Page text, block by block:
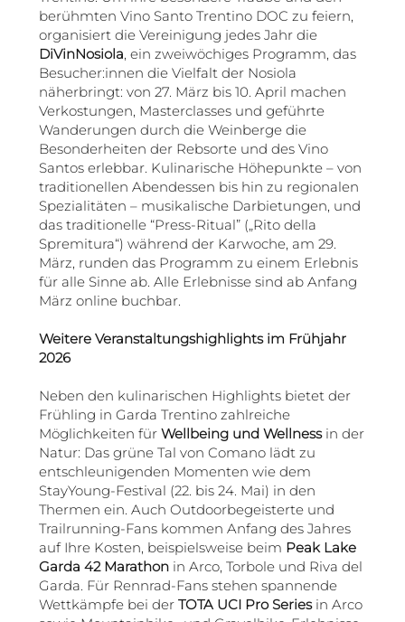
berühmten Vino Santo Trentino DOC zu feiern,
organisiert die Vereinigung jedes Jahr die
DiVinNosiola, ein zweiwöchiges Programm, das
Besucher:innen die Vielfalt der Nosiola
näherbringt: von 27. März bis 10. April machen
Verkostungen, Masterclasses und geführte
Wanderungen durch die Weinberge die
Besonderheiten der Rebsorte und des Vino
Santos erlebbar. Kulinarische Höhepunkte – von
traditionellen Abendessen bis hin zu regionalen
Spezialitäten – musikalische Darbietungen, und
das traditionelle “Press-Ritual” („Rito della
Spremitura“) während der Karwoche, am 29.
März, runden das Programm zu einem Erlebnis
für alle Sinne ab. Alle Erlebnisse sind ab Anfang
März online buchbar.
Weitere Veranstaltungshighlights im Frühjahr
2026
Neben den kulinarischen Highlights bietet der
Frühling in Garda Trentino zahlreiche
Möglichkeiten für Wellbeing und Wellness in der
Natur: Das grüne Tal von Comano lädt zu
entschleunigenden Momenten wie dem
StayYoung-Festival (22. bis 24. Mai) in den
Thermen ein. Auch Outdoorbegeisterte und
Trailrunning-Fans kommen Anfang des Jahres
auf Ihre Kosten, beispielsweise beim Peak Lake
Garda 42 Marathonin Arco, Torbole und Riva del
Garda. Für Rennrad-Fans stehen spannende
Wettkämpfe bei der TOTA UCI Pro Seriesin Arco